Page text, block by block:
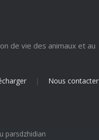
de vie des animaux et au
| Nous contacter
parsdzhidian